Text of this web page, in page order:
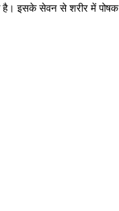
है। इसके सेवन से शरीर में पोषक